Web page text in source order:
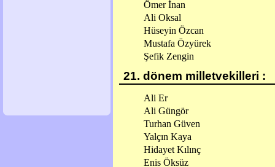
Ömer İnan
Ali Oksal
Hüseyin Özcan
Mustafa Özyürek
Şefik Zengin
21. dönem milletvekilleri :
Ali Er
Ali Güngör
Turhan Güven
Yalçın Kaya
Hidayet Kılınç
Enis Öksüz